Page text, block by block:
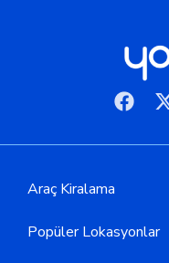
Araç Kiralama
Popüler Lokasyonlar